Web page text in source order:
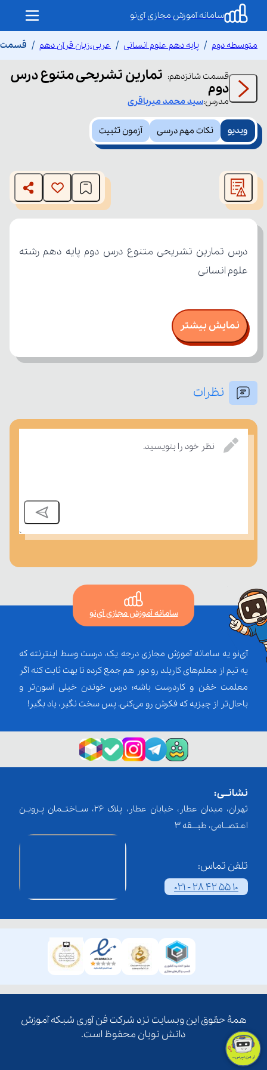
سامانه آموزش مجازی آی‌نو
متوسطه دوم پایه دهم علوم انسانی عربی،زبان قرآن دهم قسمت
قسمت شانزدهم: تمارین تشریحی متنوع درس
دوم
مدرس:سید محمدمیرباقری
ویدیو نکات مهم درسی آزمون تثبیت
modal
window.
The media could not be loaded, either because the server
or network failed or because the format is not supported.
علوم انسانی
نمایش بیشتر
نظرات
نظر خود را بنویسید.
سامانه آموزش مجازی آی‌نو
آی‌نو یه سامانه آموزش مجازی درجه یک، درست وسط اینترنته که
یه تیم از معلم‌‌های کاربلد رو دور هم جمع کرده تا بهت ثابت کنه اگر
معلمت خفن و کاردرست باشه؛ درس خوندن خیلی آسون‌تر و
باحال‌تر از چیزیه که فکرش رو می‌کنی. پس سخت نگیر، یاد بگیر!
نشانــی:
تهران، میدان عطار، خیابان عطار، پلاک 26، ســاختــمان پـرویـن
اعـتصــامی، طبـــقه 3
تلفن تماس:
021 - 28 42 55 10
همۀ حقوق این وبسایت نزد شرکت فن آوری شبکه آموزش
دانش نویان محفوظ است.